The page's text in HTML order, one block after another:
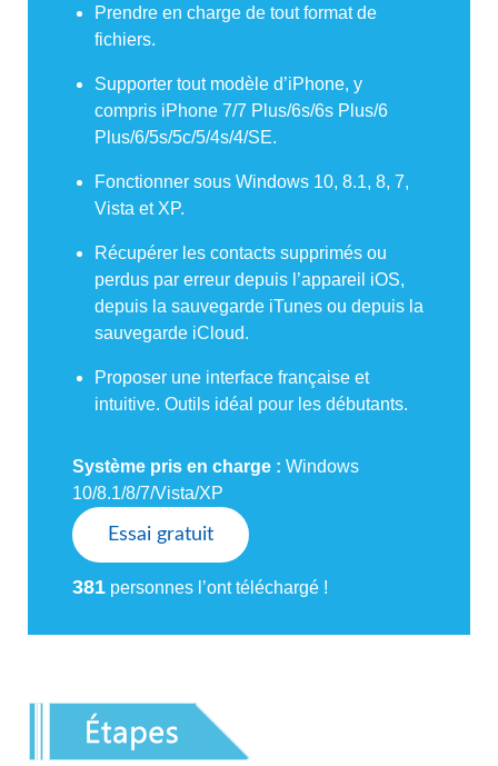
Prendre en charge de tout format de
fichiers.
Supporter tout modèle d’iPhone, y
compris iPhone 7/7 Plus/6s/6s Plus/6
Plus/6/5s/5c/5/4s/4/SE.
Fonctionner sous Windows 10, 8.1, 8, 7,
Vista et XP.
Récupérer les contacts supprimés ou
perdus par erreur depuis l’appareil iOS,
depuis la sauvegarde iTunes ou depuis la
sauvegarde iCloud.
Proposer une interface française et
intuitive. Outils idéal pour les débutants.
Système pris en charge : Windows
10/8.1/8/7/Vista/XP
Essai gratuit
381 personnes l’ont téléchargé !